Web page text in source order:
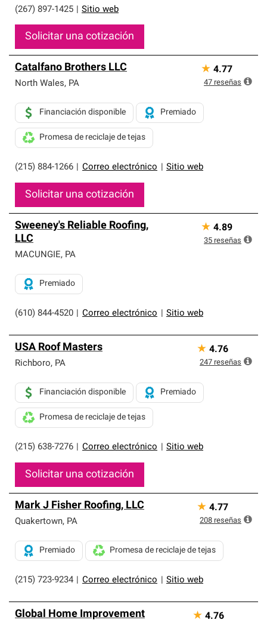
(267) 897-1425
Sitio web
Solicitar una cotización
Catalfano Brothers LLC
North Wales, PA
(215) 884-1266 Correo electrónico Sitio web
Financiación disponible Premiado
Promesa de reciclaje de tejas
Solicitar una cotización
★ 4.77
47 reseñas
Sweeney's Reliable Roofing,
LLC
MACUNGIE, PA
(610) 844-4520 Correo electrónico Sitio web
Premiado
★ 4.89
35 reseñas
USA Roof Masters
Richboro, PA
(215) 638-7276 Correo electrónico Sitio web
Financiación disponible Premiado
Promesa de reciclaje de tejas
Solicitar una cotización
★ 4.76
247 reseñas
Mark J Fisher Roofing, LLC
Quakertown, PA
(215) 723-9234 Correo electrónico Sitio web
Premiado Promesa de reciclaje de tejas
★ 4.77
208 reseñas
Global Home Improvement ★ 4.76